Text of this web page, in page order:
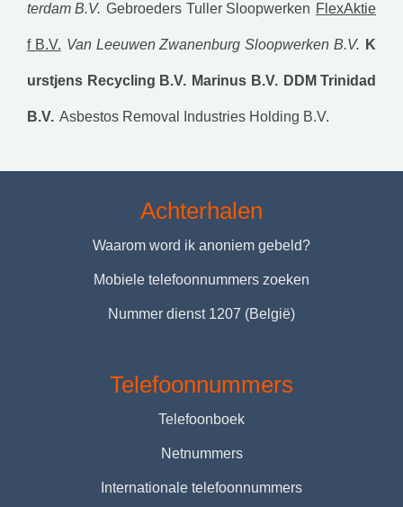
terdam B.V. Gebroeders Tuller Sloopwerken FlexAktie
f B.V. Van Leeuwen Zwanenburg Sloopwerken B.V. K
urstjens Recycling B.V. Marinus B.V. DDM Trinidad
B.V. Asbestos Removal Industries Holding B.V.
Achterhalen
Waarom word ik anoniem gebeld?
Mobiele telefoonnummers zoeken
Nummer dienst 1207 (België)
Telefoonnummers
Telefoonboek
Netnummers
Internationale telefoonnummers